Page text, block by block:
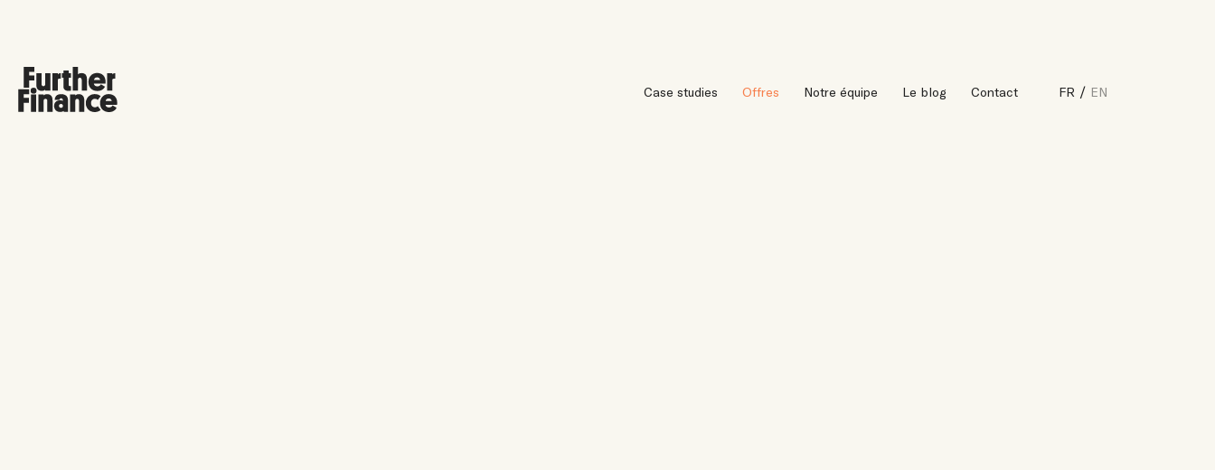
Case studies Offres Notre équipe Le blog Contact FR EN